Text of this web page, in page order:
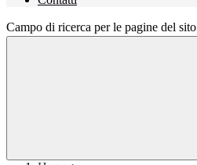
Campo di ricerca per le pagine del sito